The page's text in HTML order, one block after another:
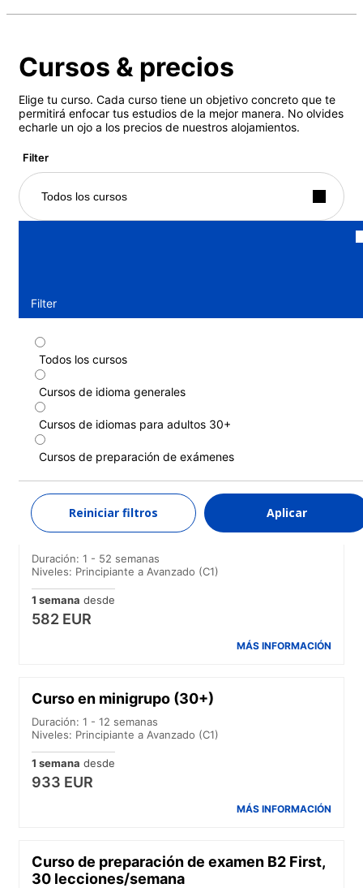
Cursos & precios
Elige tu curso. Cada curso tiene un objetivo concreto que te
permitirá enfocar tus estudios de la mejor manera. No olvides
echarle un ojo a los precios de nuestros alojamientos.
Filter
Todos los cursos
Filter
Todos los cursos
Cursos de idioma generales
Cursos de idiomas para adultos 30+
Cursos de preparación de exámenes
Reiniciar filtros Aplicar
Curso estándar
Duración: 1 - 17 semanas
Niveles: Principiante a Avanzado (C1)
1 semana
585 EUR
MÁS INFORMACIÓN
Curso intensivo
Duración: 1 - 52 semanas
Niveles: Principiante a Avanzado (C1)
1 semana desde
582 EUR
MÁS INFORMACIÓN
Curso en minigrupo (30+)
Duración: 1 - 12 semanas
Niveles: Principiante a Avanzado (C1)
1 semana desde
933 EUR
MÁS INFORMACIÓN
Curso de preparación de examen B2 First,
30 lecciones/semana